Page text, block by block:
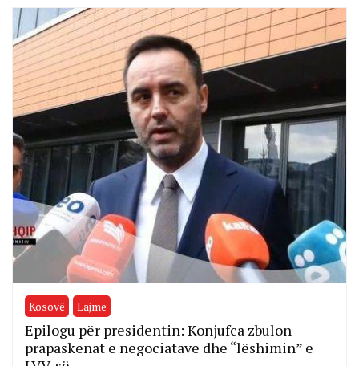
Kosovë Lajme
Epilogu për presidentin: Konjufca zbulon
prapaskenat e negociatave dhe “lëshimin” e